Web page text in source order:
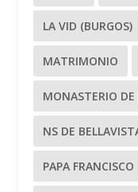
LA VID (BURGOS)
MATRIMONIO
MONASTERIO DE
NS DE
PAPA FRANCISCO